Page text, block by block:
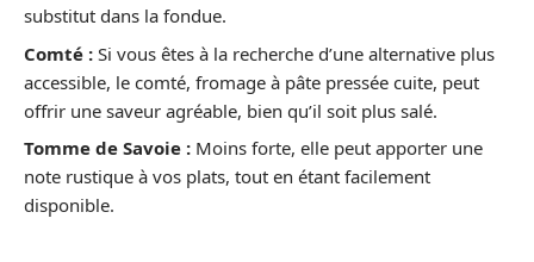
substitut dans la fondue.
Comté : Si vous êtes à la recherche d’une alternative plus
accessible, le comté, fromage à pâte pressée cuite, peut
offrir une saveur agréable, bien qu’il soit plus salé.
Tomme de Savoie : Moins forte, elle peut apporter une
note rustique à vos plats, tout en étant facilement
disponible.